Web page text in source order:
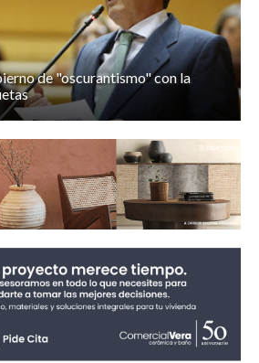
de "oscurantismo" con la